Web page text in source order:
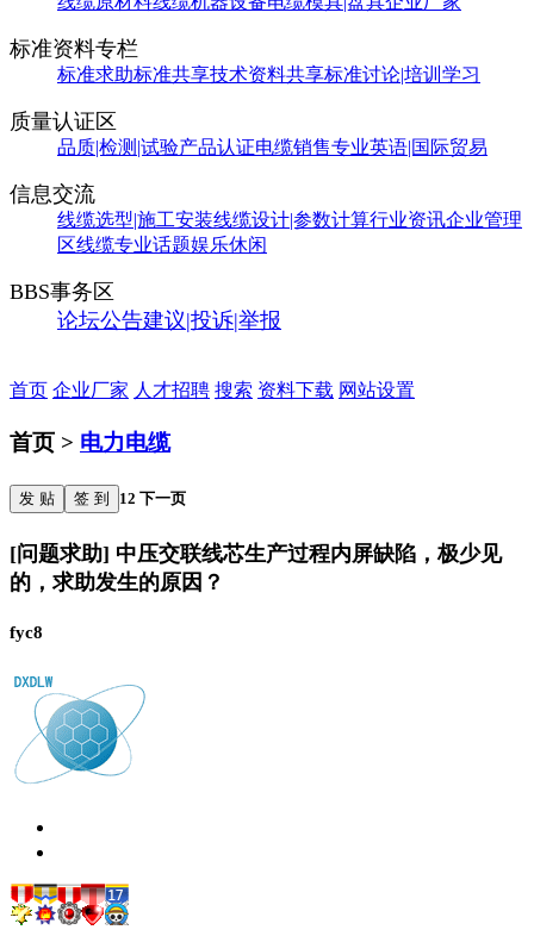
标准资料专栏
标准求助标准共享技术资料共享标准讨论|培训学习
质量认证区
品质|检测|试验产品认证电缆销售专业英语|国际贸易
信息交流
线缆选型|施工安装线缆设计|参数计算行业资讯企业管理
区线缆专业话题娱乐休闲
BBS事务区
论坛公告建议|投诉|举报
首页 企业厂家 人才招聘 搜索 资料下载 网站设置
首页 > 电力电缆
发 贴 签 到 12 下一页
[问题求助] 中压交联线芯生产过程内屏缺陷，极少见
的，求助发生的原因？
fyc8